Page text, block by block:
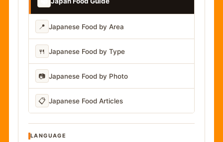
📍 Japanese Food by Area
🍴 Japanese Food by Type
📷 Japanese Food by Photo
📋 Japanese Food Articles
LANGUAGE